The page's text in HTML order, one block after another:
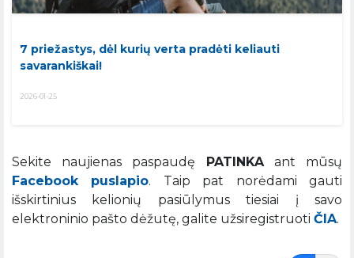
7 priežastys, dėl kurių verta pradėti keliauti
savarankiškai!
2026-01-25
Sekite naujienas paspaudę PATINKAant mūsų
Facebook puslapio. Taip pat norėdami gauti
išskirtinius kelionių pasiūlymus tiesiai į savo
elektroninio pašto dėžutę, galite užsiregistruoti ČIA.